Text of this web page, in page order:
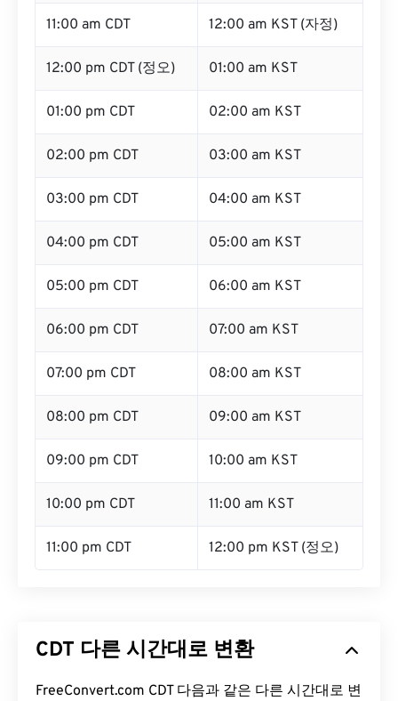
11:00 am CDT 12:00 am KST (자정)
12:00 pm CDT (정오) 01:00 am KST
01:00 pm CDT 02:00 am KST
02:00 pm CDT 03:00 am KST
03:00 pm CDT 04:00 am KST
04:00 pm CDT 05:00 am KST
05:00 pm CDT 06:00 am KST
06:00 pm CDT 07:00 am KST
07:00 pm CDT 08:00 am KST
08:00 pm CDT 09:00 am KST
09:00 pm CDT 10:00 am KST
10:00 pm CDT 11:00 am KST
11:00 pm CDT 12:00 pm KST (정오)
CDT 다른 시간대로 변환
FreeConvert.com CDT 다음과 같은 다른 시간대로 변